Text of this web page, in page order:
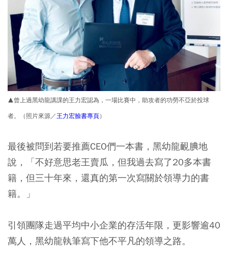
▲曾上過黑幼龍講課的王力宏認為，一場比賽中，助攻者的功勞不亞於投球
者。（照片來源／王力宏臉書專頁）
最後被問到若要推薦CEO們一本書，黑幼龍靦腆地
說，「不好意思老王賣瓜，但我過去寫了20多本書
籍，但三十年來，還真的第一次寫關於領導力的書
籍。」
引領團隊走過平均中小企業的存活年限，更影響逾40
萬人，黑幼龍執筆寫下他不平凡的領導之路。